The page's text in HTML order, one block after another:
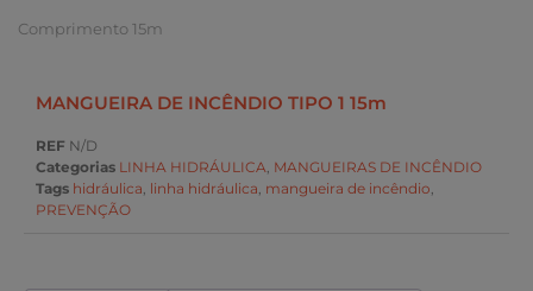
Comprimento 15m
MANGUEIRA DE INCÊNDIO TIPO 1 15m
REF N/D
Categorias LINHA HIDRÁULICA MANGUEIRAS DE INCÊNDIO
Tags hidráulica linha hidráulica mangueira de incêndio
PREVENÇÃO